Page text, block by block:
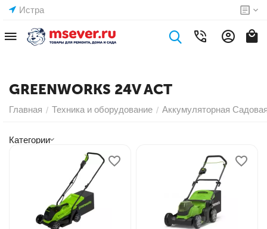
Истра
GREENWORKS 24V ACT
Главная / Техника и оборудование / Аккумуляторная
Категории